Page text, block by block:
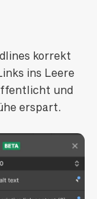
korrekt
ins Leere
und
erspart.